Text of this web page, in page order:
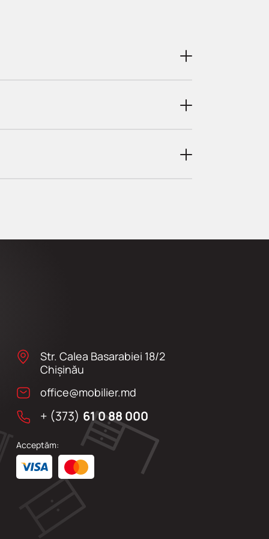
Str. Calea Basarabiei 18/2
Chişinău
office@mobilier.md
+ (373) 61 0 88 000
Acceptăm: